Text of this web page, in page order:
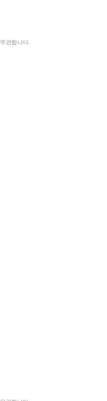
관합니다.